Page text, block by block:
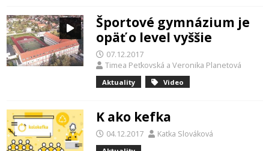
Športové gymnázium je
opäť o level vyššie
07.12.2017
Timea Peťkovská a Veronika Planetová
Aktuality Video
K ako kefka
04.12.2017 Katka Slováková